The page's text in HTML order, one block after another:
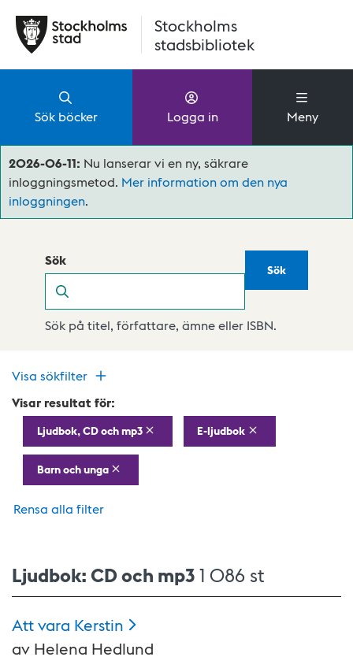
Stockholms
stadsbibliotek
Sök böcker Logga in Meny
2026-06-11: Nu lanserar vi en ny, säkrare
inloggningsmetod. Mer information om den nya
inloggningen.
Sök
Sök
Sök på titel, författare, ämne eller ISBN.
Visa sökfilter
Visar resultat för:
Ljudbok, CD och mp3 E-ljudbok
Barn och unga
Rensa alla filter
Ljudbok: CD och mp31 086 st
Att vara Kerstin
av Helena Hedlund